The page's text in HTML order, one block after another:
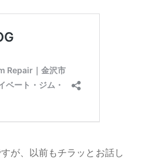
が、以前もチラッとお話し